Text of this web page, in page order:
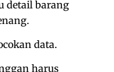
detail barang
data.
harus